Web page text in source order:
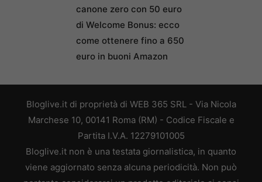
canone zero con 50 euro
di Welcome Bonus: ecco
come ottenere fino a 650
euro in buoni Amazon
Bloglive.it di proprietà di WEB 365 SRL - Via Nicola
Marchese 10, 00141 Roma (RM) - Codice Fiscale e
Partita I.V.A. 12279101005
Bloglive.it non è una testata giornalistica, in quanto
viene aggiornato senza alcuna periodicità. Non può